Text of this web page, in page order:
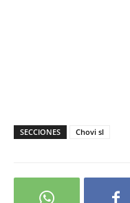
SECCIONES Chovi sl